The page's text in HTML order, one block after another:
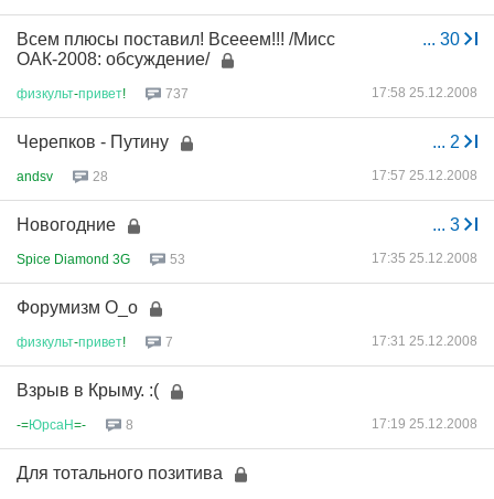
... 30
Всем плюсы поставил! Всееем!!! /Мисс
ОАК-2008: обсуждение/
физкульт-привет! 737 17:58 25.12.2008
... 2
Черепков - Путину
andsv 28 17:57 25.12.2008
... 3
Новогодние
Spice Diamond 3G 53 17:35 25.12.2008
Форумизм О_о
физкульт-привет! 7 17:31 25.12.2008
Взрыв в Крыму. :(
-=ЮрсаН=- 8 17:19 25.12.2008
Для тотального позитива